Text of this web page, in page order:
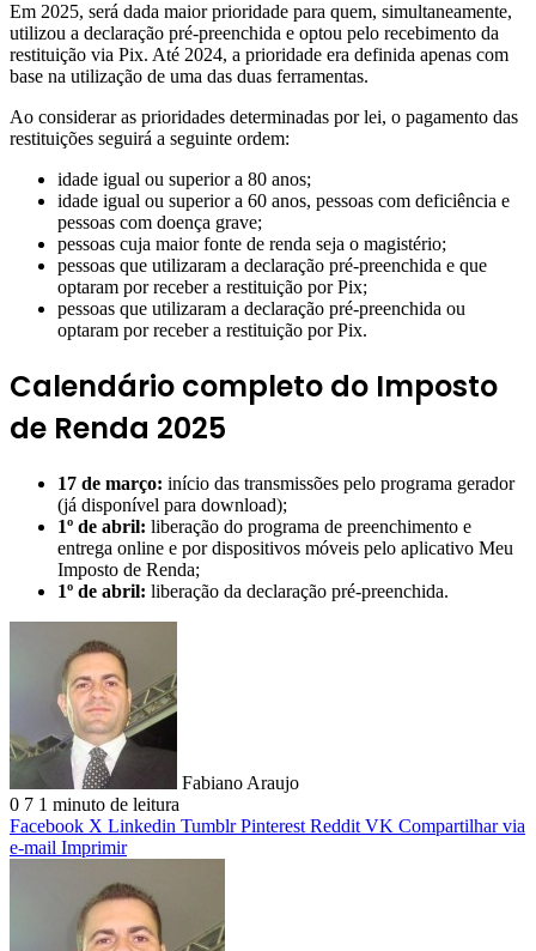
Em 2025, será dada maior prioridade para quem, simultaneamente,
utilizou a declaração pré-preenchida e optou pelo recebimento da
restituição via Pix. Até 2024, a prioridade era definida apenas com
base na utilização de uma das duas ferramentas.
Ao considerar as prioridades determinadas por lei, o pagamento das
restituições seguirá a seguinte ordem:
idade igual ou superior a 80 anos;
idade igual ou superior a 60 anos, pessoas com deficiência e
pessoas com doença grave;
pessoas cuja maior fonte de renda seja o magistério;
pessoas que utilizaram a declaração pré-preenchida e que
optaram por receber a restituição por Pix;
pessoas que utilizaram a declaração pré-preenchida ou
optaram por receber a restituição por Pix.
Calendário completo do Imposto
de Renda 2025
17 de março: início das transmissões pelo programa gerador
(já disponível para download);
1º de abril: liberação do programa de preenchimento e
entrega online e por dispositivos móveis pelo aplicativo Meu
Imposto de Renda;
1º de abril: liberação da declaração pré-preenchida.
Fabiano Araujo
0 7 1 minuto de leitura
Facebook X Linkedin Tumblr Pinterest Reddit VK Compartilhar via
e-mail Imprimir